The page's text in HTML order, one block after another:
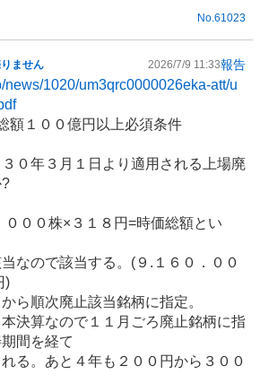
No.61023
ません 2026/7/9 11:33報告
news/1020/um3qrc0000026eka-att/u
額１００億円以上必須条件
０年３月１日より適用される上場廃
００株×３１８円=時価総額とい
なので該当する。(９.１６０．００
)
ら順次廃止該当銘柄に指定。
決算なので１１月ごろ廃止銘柄に指
間を経て
れる。あと４年も２００円から３００